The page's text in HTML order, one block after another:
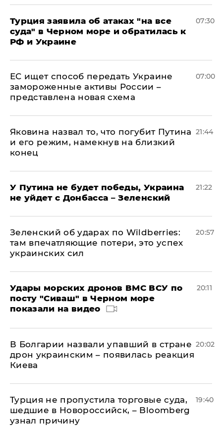
Турция заявила об атаках "на все
суда" в Черном море и обратилась к
РФ и Украине
07:30
ЕС ищет способ передать Украине
замороженные активы России –
представлена новая схема
07:00
Яковина назвал то, что погубит Путина
и его режим, намекнув на близкий
конец
21:44
У Путина не будет победы, Украина
не уйдет с Донбасса – Зеленский
21:22
Зеленский об ударах по Wildberries:
там впечатляющие потери, это успех
украинских сил
20:57
Удары морских дронов ВМС ВСУ по
посту "Сиваш" в Черном море
показали на видео
20:11
В Болгарии назвали упавший в стране
дрон украинским – появилась реакция
Киева
20:02
Турция не пропустила торговые суда,
шедшие в Новороссийск, – Bloomberg
узнал причину
19:40